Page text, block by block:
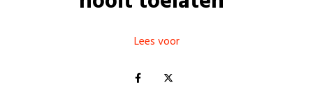
Consumentenbescherming
Pensioenen
Doe mee
Lees voor